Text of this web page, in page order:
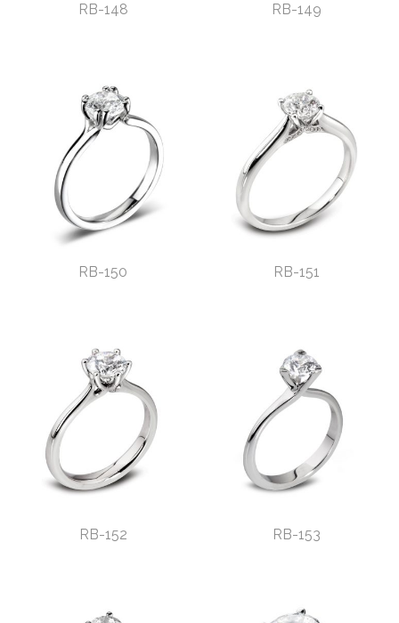
RB-148 RB-149
RB-150 RB-151
RB-152 RB-153